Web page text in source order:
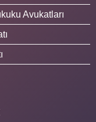
Avukatları